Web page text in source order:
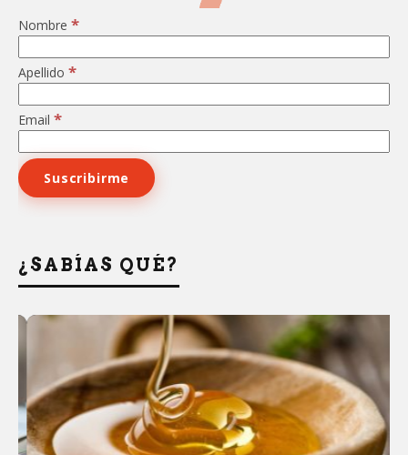
Nombre *
Apellido *
Email *
¿SABÍAS QUÉ?